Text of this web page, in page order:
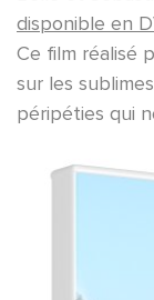
disponible en
Ce film réalisé
sur les
péripéties qui